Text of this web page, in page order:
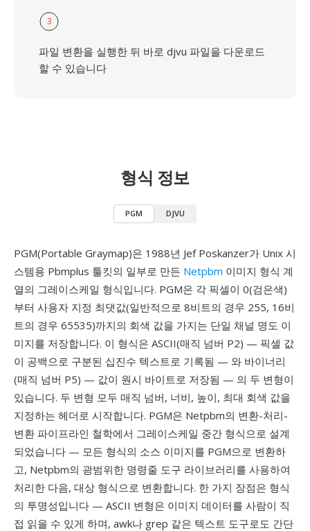
3
파일 변환을 실행한 뒤 바로 djvu 파일을 다운로드
할 수 있습니다
형식 정보
PGM DJVU
PGM(Portable Graymap)은 1988년 Jef Poskanzer가 Unix 시
스템용 Pbmplus 툴킷의 일부로 만든 Netpbm 이미지 형식 계
열의 그레이스케일 형식입니다. PGM은 각 픽셀이 0(검은색)
부터 사용자 지정 최댓값(일반적으로 8비트의 경우 255, 16비
트의 경우 65535)까지의 회색 값을 가지는 단일 채널 명도 이
미지를 저장합니다. 이 형식은 ASCII(매직 넘버 P2) — 픽셀 값
이 공백으로 구분된 십진수 텍스트로 기록됨 — 와 바이너리
(매직 넘버 P5) — 값이 원시 바이트로 저장됨 — 의 두 변형이
있습니다. 두 변형 모두 매직 넘버, 너비, 높이, 최대 회색 값을
지정하는 헤더로 시작합니다. PGM은 Netpbm의 변환-처리-
변환 파이프라인 철학에서 그레이스케일 중간 형식으로 설계
되었습니다 — 모든 형식의 소스 이미지를 PGM으로 변환하
고, Netpbm의 광범위한 명령줄 도구 라이브러리를 사용하여
처리한 다음, 대상 형식으로 변환합니다. 한 가지 장점은 형식
의 투명성입니다 — ASCII 변형은 이미지 데이터를 사람이 직
접 읽을 수 있게 하며, awk나 grep 같은 텍스트 도구로도 간단